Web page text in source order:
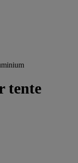
tente